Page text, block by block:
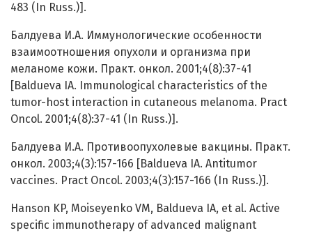
483 (In Russ.)].
Балдуева И.А. Иммунологические особенности
взаимоотношения опухоли и организма при
меланоме кожи. Практ. онкол. 2001;4(8):37-41
[Baldueva IA. Immunological characteristics of the
tumor-host interaction in cutaneous melanoma. Pract
Oncol. 2001;4(8):37-41 (In Russ.)].
Балдуева И.А. Противоопухолевые вакцины. Практ.
онкол. 2003;4(3):157-166 [Baldueva IA. Antitumor
vaccines. Pract Oncol. 2003;4(3):157-166 (In Russ.)].
Hanson KP, Moiseyenko VM, Baldueva IA, et al. Active
specific immunotherapy of advanced malignant